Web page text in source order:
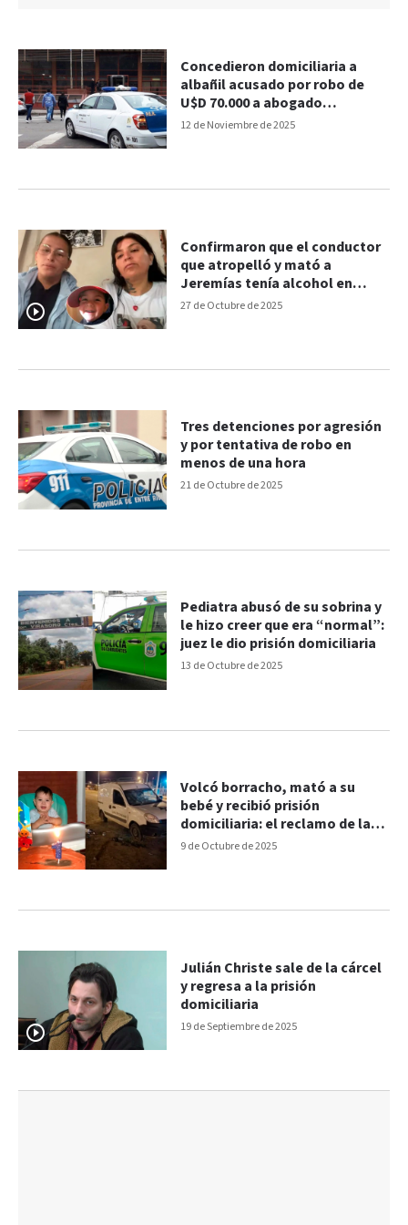
12 de Noviembre de 2025
Concedieron domiciliaria a
albañil acusado por robo de
U$D 70.000 a abogado
entrerriano
27 de Octubre de 2025
Confirmaron que el conductor
que atropelló y mató a
Jeremías tenía alcohol en
sangre
21 de Octubre de 2025
Tres detenciones por agresión
y por tentativa de robo en
menos de una hora
13 de Octubre de 2025
Pediatra abusó de su sobrina y
le hizo creer que era “normal”:
juez le dio prisión domiciliaria
9 de Octubre de 2025
Volcó borracho, mató a su
bebé y recibió prisión
domiciliaria: el reclamo de la
familia
19 de Septiembre de 2025
Julián Christe sale de la cárcel
y regresa a la prisión
domiciliaria